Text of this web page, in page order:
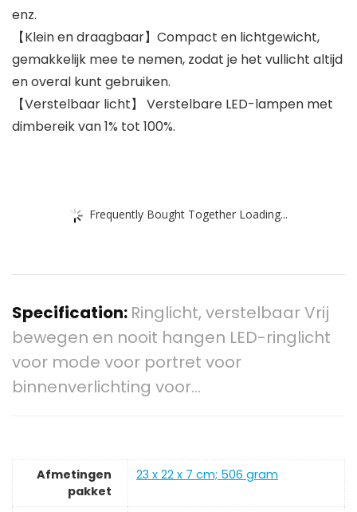
enz.
【Klein en draagbaar】Compact en lichtgewicht,
gemakkelijk mee te nemen, zodat je het vullicht altijd
en overal kunt gebruiken.
【Verstelbaar licht】 Verstelbare LED-lampen met
dimbereik van 1% tot 100%.
Frequently Bought Together Loading...
Specification: Ringlicht, verstelbaar Vrij
bewegen en nooit hangen LED-ringlicht
voor mode voor portret voor
binnenverlichting voor…
Afmetingen
pakket
‎23 x 22 x 7 cm; 506 gram